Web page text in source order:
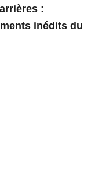
:
inédits du